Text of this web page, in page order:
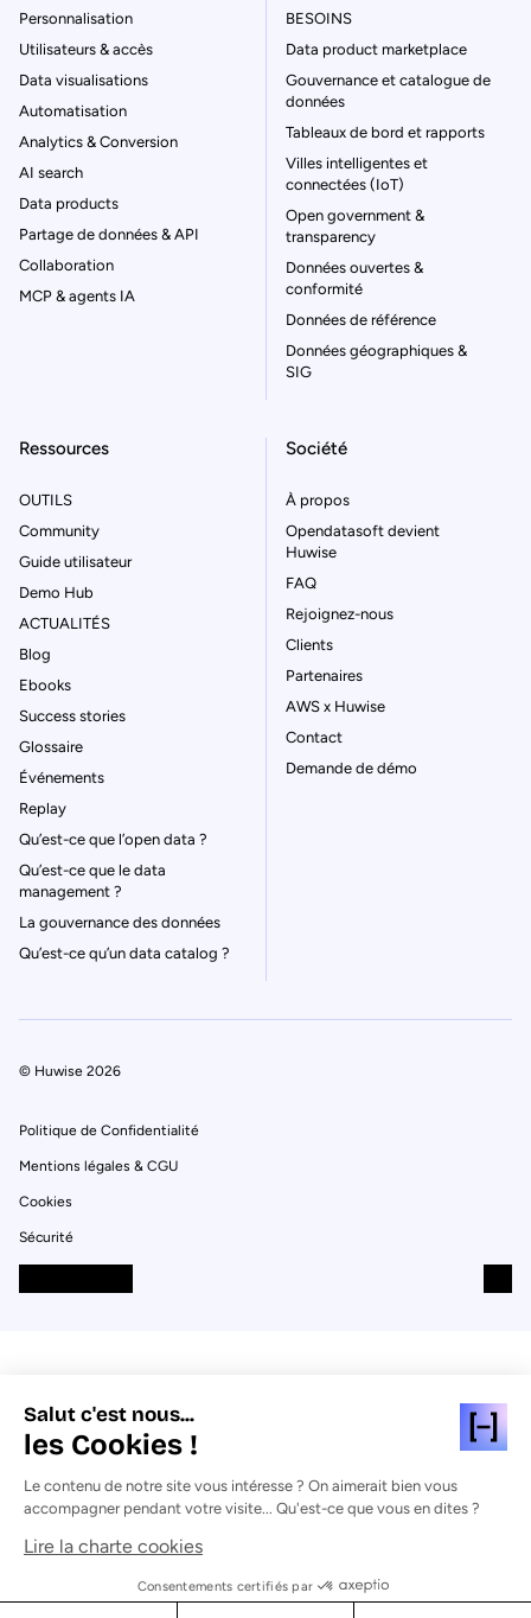
Personnalisation
Utilisateurs & accès
Data visualisations
Automatisation
Analytics & Conversion
AI search
Data products
Partage de données & API
Collaboration
MCP & agents IA
BESOINS
Data product marketplace
Gouvernance et catalogue de
données
Tableaux de bord et rapports
Villes intelligentes et
connectées (IoT)
Open government &
transparency
Données ouvertes &
conformité
Données de référence
Données géographiques &
SIG
Ressources
OUTILS
Community
Guide utilisateur
Demo Hub
ACTUALITÉS
Blog
Ebooks
Success stories
Glossaire
Événements
Replay
Qu’est-ce que l’open data ?
Qu’est-ce que le data
management ?
La gouvernance des données
Qu’est-ce qu’un data catalog ?
Société
À propos
Opendatasoft devient
Huwise
FAQ
Rejoignez-nous
Clients
Partenaires
AWS x Huwise
Contact
Demande de démo
© Huwise 2026
Politique de Confidentialité
Mentions légales & CGU
Cookies
Sécurité
Salut c'est nous...
les Cookies !
Le contenu de notre site vous intéresse ? On aimerait bien vous
accompagner pendant votre visite... Qu'est-ce que vous en dites ?
Lire la charte cookies
Consentements certifiés par